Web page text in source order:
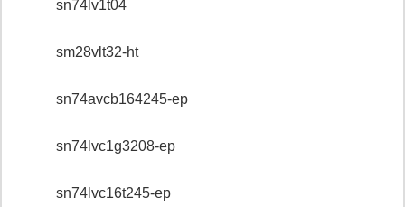
sn74lv1t04
sm28vlt32-ht
sn74avcb164245-ep
sn74lvc1g3208-ep
sn74lvc16t245-ep